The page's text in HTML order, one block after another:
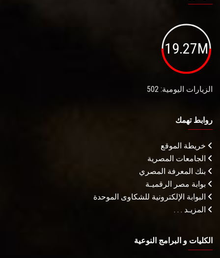
19.27M
الزيارات اليومية: 502
روابط تهمك
خريطة الموقع
الجامعات المصرية
بنك المعرفة المصري
بوابة مصر الرقميـة
البوابة الإلكترونية للشكاوى الموحدة
المزيـد . . .
الكليات و البرامج النوعية